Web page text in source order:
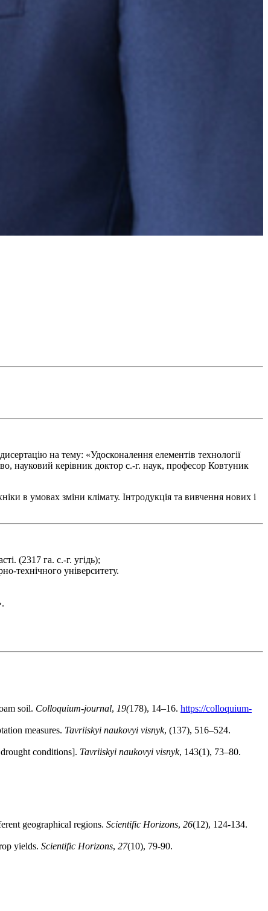
на тему: «Удосконалення елементів технології
науковий керівник доктор с.-г. наук, професор Ковтуник
в умовах зміни клімату. Інтродукція та вивчення нових і
(2317 га. с.-г. угідь);
технічного університету.
soil. Colloquium-journal, 19(178), 14–16. https://colloquium-
measures. Tavriiskyi naukovyi visnyk, (137), 516–524.
conditions]. Tavriiskyi naukovyi visnyk, 143(1), 73–80.
geographical regions. Scientific Horizons, 26(12), 124-134.
yields. Scientific Horizons, 27(10), 79-90.